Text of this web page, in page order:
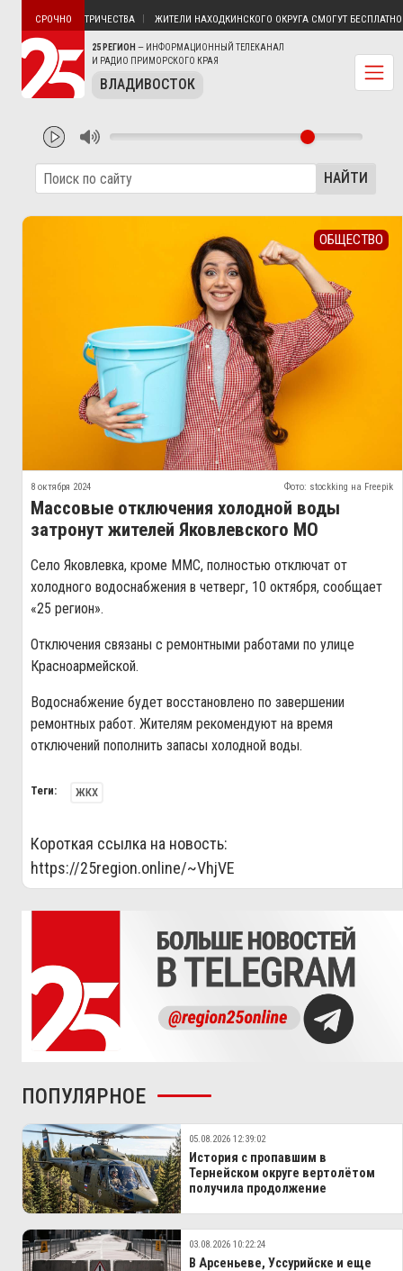
25 РЕГИОН — ИНФОРМАЦИОННЫЙ ТЕЛЕКАНАЛ
И РАДИО ПРИМОРСКОГО КРАЯ
ВЛАДИВОСТОК
СРОЧНО
БЕЗ ЭЛЕКТРИЧЕСТВА ЖИТЕЛИ НАХОДКИНСКОГО ОКРУГА СМОГУТ БЕСПЛАТНО
НАЙТИ
ОБЩЕСТВО
8 октября 2024 Фото: stockking на Freepik
Массовые отключения холодной воды
затронут жителей Яковлевского МО
Село Яковлевка, кроме ММС, полностью отключат от
холодного водоснабжения в четверг, 10 октября, сообщает
«25 регион».
Отключения связаны с ремонтными работами по улице
Красноармейской.
Водоснабжение будет восстановлено по завершении
ремонтных работ. Жителям рекомендуют на время
отключений пополнить запасы холодной воды.
Теги: ЖКХ
Короткая ссылка на новость:
https://25region.online/~VhjVE
ПОПУЛЯРНОЕ
05.08.2026 12:39:02
История с пропавшим в
Тернейском округе вертолётом
получила продолжение
03.08.2026 10:22:24
В Арсеньеве, Уссурийске и еще